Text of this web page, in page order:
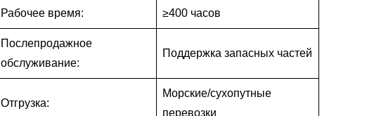
Рабочее время: ≥400 часов
Послепродажное
обслуживание:
Поддержка запасных частей
Отгрузка:
Морские/сухопутные
перевозки